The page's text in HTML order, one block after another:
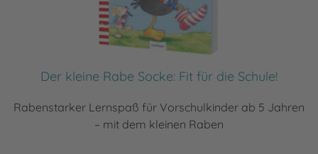
Der kleine Rabe Socke: Fit für die Schule!
Rabenstarker Lernspaß für Vorschulkinder ab 5 Jahren
– mit dem kleinen Raben